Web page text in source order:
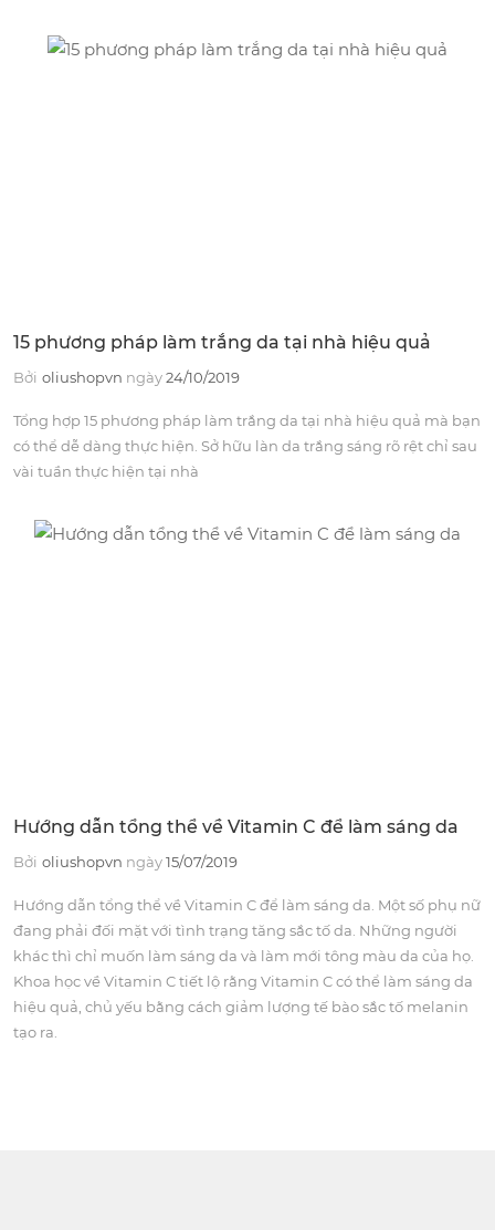
15 phương pháp làm trắng da tại nhà hiệu quả
Bởi oliushopvn ngày24/10/2019
Tổng hợp 15 phương pháp làm trắng da tại nhà hiệu quả mà bạn
có thể dễ dàng thực hiện. Sở hữu làn da trắng sáng rõ rệt chỉ sau
vài tuần thực hiện tại nhà
Hướng dẫn tổng thể về Vitamin C để làm sáng da
Bởi oliushopvn ngày15/07/2019
Hướng dẫn tổng thể về Vitamin C để làm sáng da. Một số phụ nữ
đang phải đối mặt với tình trạng tăng sắc tố da. Những người
khác thì chỉ muốn làm sáng da và làm mới tông màu da của họ.
Khoa học về Vitamin C tiết lộ rằng Vitamin C có thể làm sáng da
hiệu quả, chủ yếu bằng cách giảm lượng tế bào sắc tố melanin
tạo ra.